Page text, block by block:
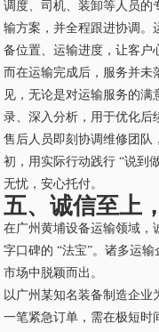
调度、司机、装卸等人员的
输方案，并全程跟进协调。
备位置、运输进度，让客户
而在运输完成后，服务并未
见，无论是对运输服务的
录、深入分析，用于优化后
售后人员即刻协调维修团队
初，用实际行动践行 “说到
无忧，安心托付。
五、诚信至上
在广州黄埔设备运输领域，
字口碑的 “法宝”。诸多运
市场中脱颖而出。
以广州某知名装备制造企业
一笔紧急订单，需在极短时